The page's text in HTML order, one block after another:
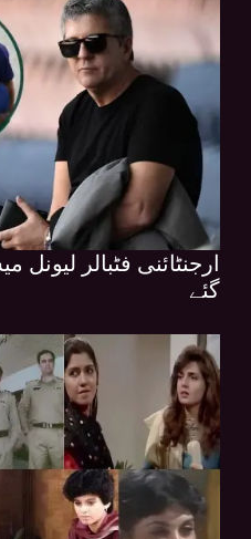
ارجنٹائنی فٹبالر لیونل
گئے